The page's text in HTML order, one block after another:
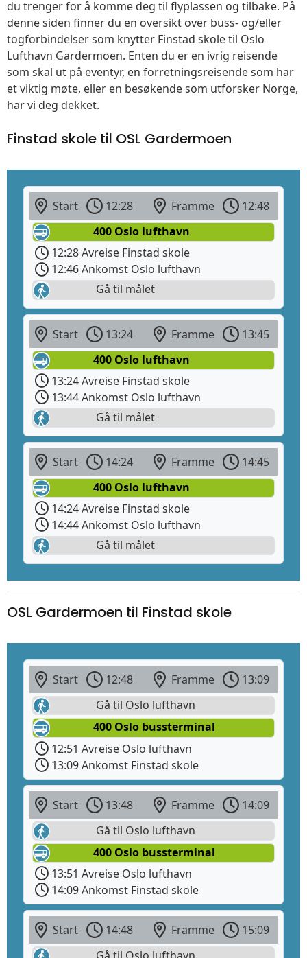
du trenger for å komme deg til flyplassen og tilbake. På
denne siden finner du en oversikt over buss- og/eller
togforbindelser som knytter Finstad skole til Oslo
Lufthavn Gardermoen. Enten du er en ivrig reisende
som skal ut på eventyr, en forretningsreisende som har
et viktig møte, eller en besøkende som utforsker Norge,
har vi deg dekket.
Finstad skole til OSL Gardermoen
Start 12:28 Framme
12:48
400 Oslo lufthavn
12:28 Avreise Finstad skole
12:46 Ankomst Oslo lufthavn
Gå til målet
Start 13:24 Framme
13:45
400 Oslo lufthavn
13:24 Avreise Finstad skole
13:44 Ankomst Oslo lufthavn
Gå til målet
Start 14:24 Framme
14:45
400 Oslo lufthavn
14:24 Avreise Finstad skole
14:44 Ankomst Oslo lufthavn
Gå til målet
OSL Gardermoen til Finstad skole
Start 12:48 Framme
13:09
Gå til Oslo lufthavn
400 Oslo bussterminal
12:51 Avreise Oslo lufthavn
13:09 Ankomst Finstad skole
Start 13:48 Framme
14:09
Gå til Oslo lufthavn
400 Oslo bussterminal
13:51 Avreise Oslo lufthavn
14:09 Ankomst Finstad skole
Start 14:48 Framme
15:09